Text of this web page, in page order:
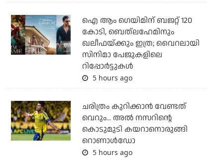
ഐ ആം ഗെയിമിന് ബജറ്റ് 120
കോടി, ബെത്‌ലഹേമിനും
ഖലീഫയ്ക്കും ഇത്ര; വൈറലായി
സിനിമാ പേജുകളിലെ
റിപ്പോര്‍ട്ടുകള്‍
5 hours ago
ചരിത്രം കുറിക്കാന്‍ വേണ്ടത്
വെറും... അല്‍ നസറിന്റെ
കൊടുമുടി കയറാനൊരുങ്ങി
റൊണാള്‍ഡോ
5 hours ago